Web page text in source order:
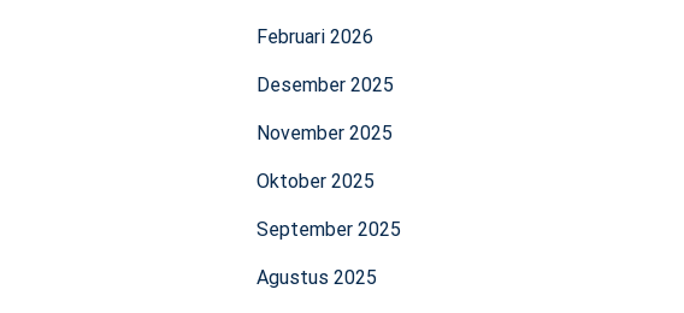
Februari 2026
Desember 2025
November 2025
Oktober 2025
September 2025
Agustus 2025